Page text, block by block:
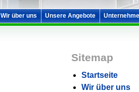
Wir über uns Unsere Angebote
Sitemap
Startseite
Wir über uns